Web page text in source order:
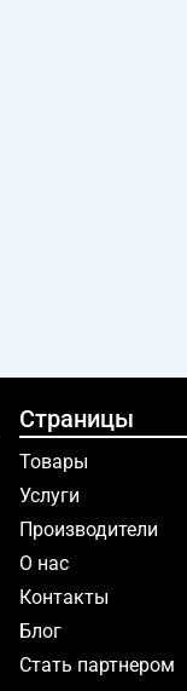
Страницы
Товары
Услуги
Производители
О нас
Контакты
Блог
Стать партнером